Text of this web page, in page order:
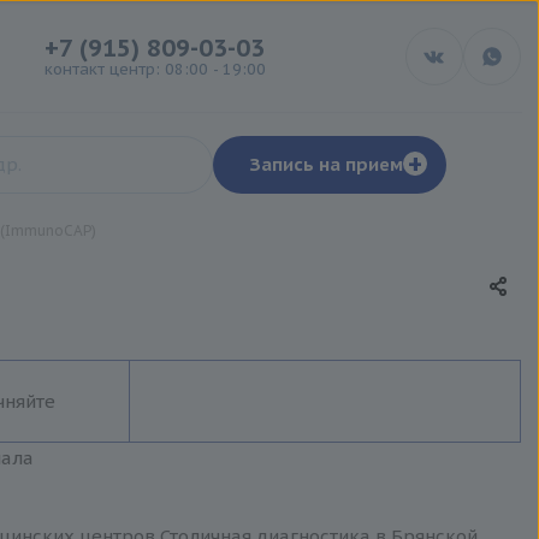
+7 (915) 809-03-03
контакт центр: 08:00 - 19:00
Запись на прием +